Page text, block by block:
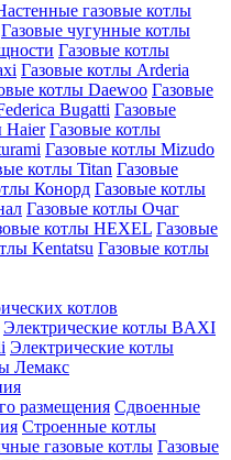
газовые котлы
Газовые чугунные котлы
Газовые котлы
Газовые котлы Arderia
котлы Daewoo Газовые
Bugatti Газовые
Haier Газовые котлы
Газовые котлы Mizudo
котлы Titan Газовые
Конорд Газовые котлы
Газовые котлы Очаг
котлы HEXEL Газовые
Kentatsu Газовые котлы
котлов
Электрические котлы BAXI
Электрические котлы
Лемакс
размещения Сдвоенные
Строенные котлы
газовые котлы Газовые